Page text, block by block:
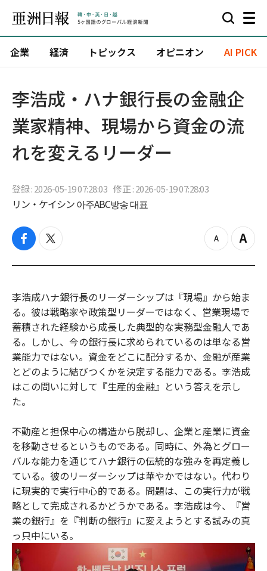
企業 経済 トピックス オピニオン AI PICK
李浩成・ハナ銀行長の金融企
業家精神、現場から資金の流
れを変えるリーダー
登録 : 2026-05-19 07:28:03 修正 : 2026-05-19 07:28:03
リン・ケイシン 아주ABC방송 대표
f
c
o
o
k
t
i
e
r
z
o
u
t
Z
o
n
李浩成ハナ銀行長のリーダーシップは『現場』から始ま
る。彼は戦略家や政策型リーダーではなく、営業現場で
蓄積された経験から成長した典型的な実務型金融人であ
る。しかし、今の銀行長に求められているのは単なる営
業能力ではない。資金をどこに配分するか、金融が産業
とどのように結びつくかを決定する能力である。李浩成
はこの問いに対して『生産的金融』という答えを示し
た。
不動産と担保中心の構造から脱却し、企業と産業に資金
を移動させるというものである。同時に、外為とグロー
バルな能力を通じてハナ銀行の伝統的な強みを再定義し
ている。彼のリーダーシップは華やかではない。代わり
に現実的で実行中心的である。問題は、この実行力が戦
略として完成されるかどうかである。李浩成は今、『営
業の銀行』を『判断の銀行』に変えようとする試みの真
っ只中にいる。